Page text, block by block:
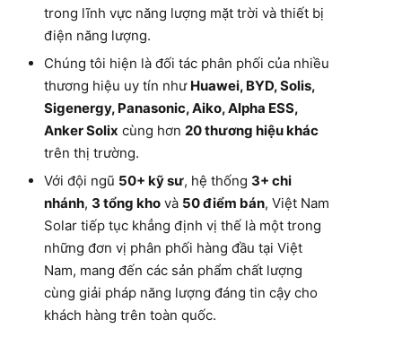
trong lĩnh vực năng lượng mặt trời và thiết bị
điện năng lượng.
Chúng tôi hiện là đối tác phân phối của nhiều
thương hiệu uy tín như Huawei, BYD, Solis,
Sigenergy, Panasonic, Aiko, Alpha ESS,
Anker Solix cùng hơn 20 thương hiệu khác
trên thị trường.
Với đội ngũ 50+ kỹ sư, hệ thống 3+ chi
nhánh, 3 tổng kho và 50 điểm bán, Việt Nam
Solar tiếp tục khẳng định vị thế là một trong
những đơn vị phân phối hàng đầu tại Việt
Nam, mang đến các sản phẩm chất lượng
cùng giải pháp năng lượng đáng tin cậy cho
khách hàng trên toàn quốc.